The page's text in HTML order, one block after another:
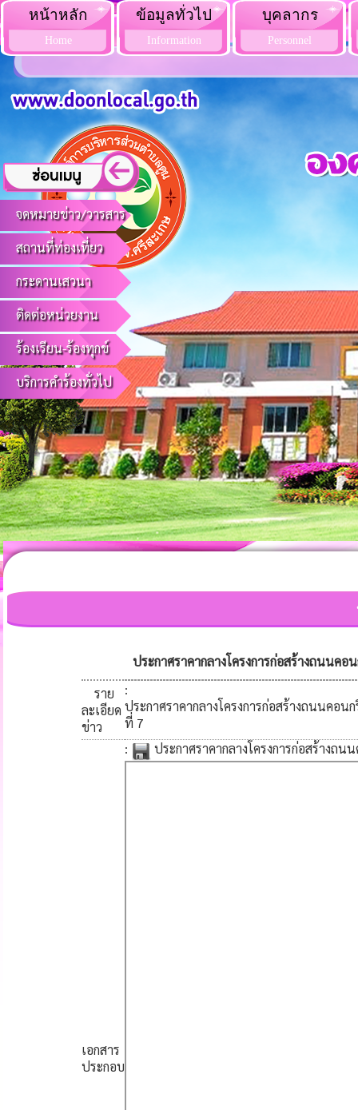
จดหมายข่าว/วารสาร
สถานที่ท่องเที่ยว
กระดานเสวนา
ติดต่อหน่วยงาน
ร้องเรียน-ร้องทุกข์
บริการคำร้องทั่วไป
หน้าหลัก
Home
ข้อมูลทั่วไป
Information
บุคลากร
Personnel
ประกาศราคากลางโครงการก่อสร้างถนน
ราย
ละเอียด
ข่าว
:
ประกาศราคากลางโครงการก่อสร้างถนนคอ
ที่ 7
เอกสาร
ประกอบ
: ประกาศราคากลางโครงการก่อสร้าง